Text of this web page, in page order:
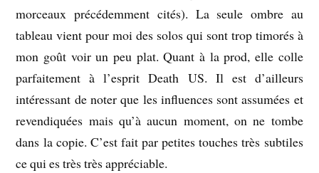
morceaux précédemment cités). La seule ombre au
tableau vient pour moi des solos qui sont trop timorés à
mon goût voir un peu plat. Quant à la prod, elle colle
parfaitement à l’esprit Death US. Il est d’ailleurs
intéressant de noter que les influences sont assumées et
revendiquées mais qu’à aucun moment, on ne tombe
dans la copie. C’est fait par petites touches très subtiles
ce qui es très très appréciable.